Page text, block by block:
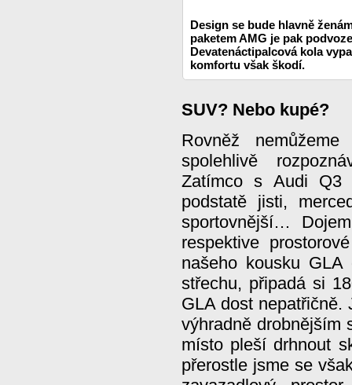
Design se bude hlavně
paketem AMG je pak
Devatenáctipalcová kola
komfortu však škodí.
SUV? Nebo kupé?
Rovněž
spolehlivě
Zatímco s Audi
podstatě jisti,
sportovnější…
respektive
našeho kousku GLA
střechu, připadá si
GLA dost nepatřičně.
výhradně drobnějším
místo pleší drhnout
přerostle jsme se